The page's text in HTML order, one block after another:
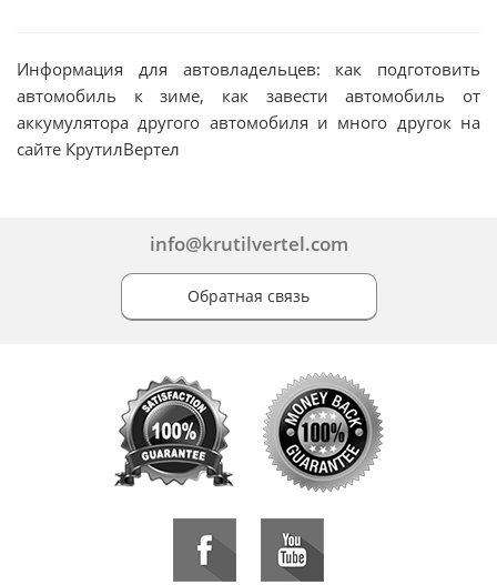
Информация для автовладельцев: как подготовить
автомобиль к зиме, как завести автомобиль от
аккумулятора другого автомобиля и много другок на
сайте КрутилВертел
info@krutilvertel.com
Обратная связь